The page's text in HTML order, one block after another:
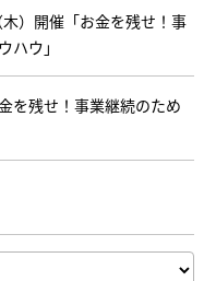
）開催「お金を残せ！事
ハウ」
を残せ！事業継続のため